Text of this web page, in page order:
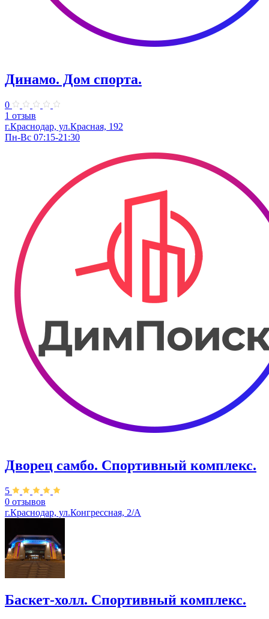
Динамо. Дом спорта.
0
1 отзыв
г.Краснодар, ул.Красная, 192
Пн-Вс 07:15-21:30
Дворец самбо. Спортивный комплекс.
5
0 отзывов
г.Краснодар, ул.Конгрессная, 2/А
Баскет-холл. Спортивный комплекс.